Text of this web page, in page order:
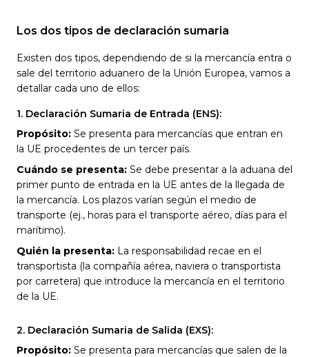
Los dos tipos de declaración sumaria
Existen dos tipos, dependiendo de si la mercancía entra o
sale del territorio aduanero de la Unión Europea, vamos a
detallar cada uno de ellos:
1. Declaración Sumaria de Entrada (ENS):
Propósito: Se presenta para mercancías que entran en
la UE procedentes de un tercer país.
Cuándo se presenta: Se debe presentar a la aduana del
primer punto de entrada en la UE antes de la llegada de
la mercancía. Los plazos varían según el medio de
transporte (ej., horas para el transporte aéreo, días para el
marítimo).
Quién la presenta: La responsabilidad recae en el
transportista (la compañía aérea, naviera o transportista
por carretera) que introduce la mercancía en el territorio
de la UE.
2. Declaración Sumaria de Salida (EXS):
Propósito: Se presenta para mercancías que salen de la